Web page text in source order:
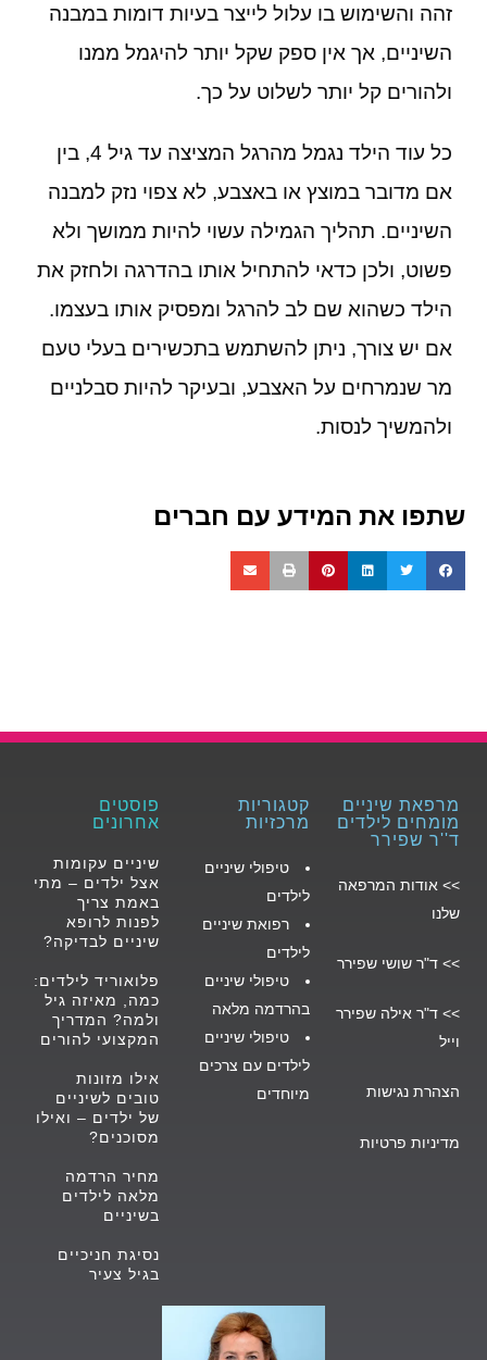
זהה והשימוש בו עלול לייצר בעיות דומות במבנה
השיניים, אך אין ספק שקל יותר להיגמל ממנו
ולהורים קל יותר לשלוט על כך.
כל עוד הילד נגמל מהרגל המציצה עד גיל 4, בין
אם מדובר במוצץ או באצבע, לא צפוי נזק למבנה
השיניים. תהליך הגמילה עשוי להיות ממושך ולא
פשוט, ולכן כדאי להתחיל אותו בהדרגה ולחזק את
הילד כשהוא שם לב להרגל ומפסיק אותו בעצמו.
אם יש צורך, ניתן להשתמש בתכשירים בעלי טעם
מר שנמרחים על האצבע, ובעיקר להיות סבלניים
ולהמשיך לנסות.
שתפו את המידע עם חברים
מרפאת שיניים
מומחים לילדים
ד''ר שפירר
>> אודות המרפאה
שלנו
>> ד"ר שושי שפירר
>> ד"ר אילה שפירר
וייל
הצהרת נגישות
מדיניות פרטיות
קטגוריות
מרכזיות
טיפולי שיניים
לילדים
רפואת שיניים
לילדים
טיפולי שיניים
בהרדמה מלאה
טיפולי שיניים
לילדים עם צרכים
מיוחדים
פוסטים
אחרונים
שיניים עקומות
אצל ילדים – מתי
באמת צריך
לפנות לרופא
שיניים לבדיקה?
פלואוריד לילדים:
כמה, מאיזה גיל
ולמה? המדריך
המקצועי להורים
אילו מזונות
טובים לשיניים
של ילדים – ואילו
מסוכנים?
מחיר הרדמה
מלאה לילדים
בשיניים
נסיגת חניכיים
בגיל צעיר